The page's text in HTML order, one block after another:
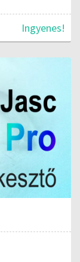
Ingyenes!